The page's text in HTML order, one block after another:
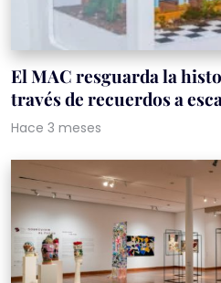
El MAC resguarda la
través de recuerdos a
Hace 3 meses